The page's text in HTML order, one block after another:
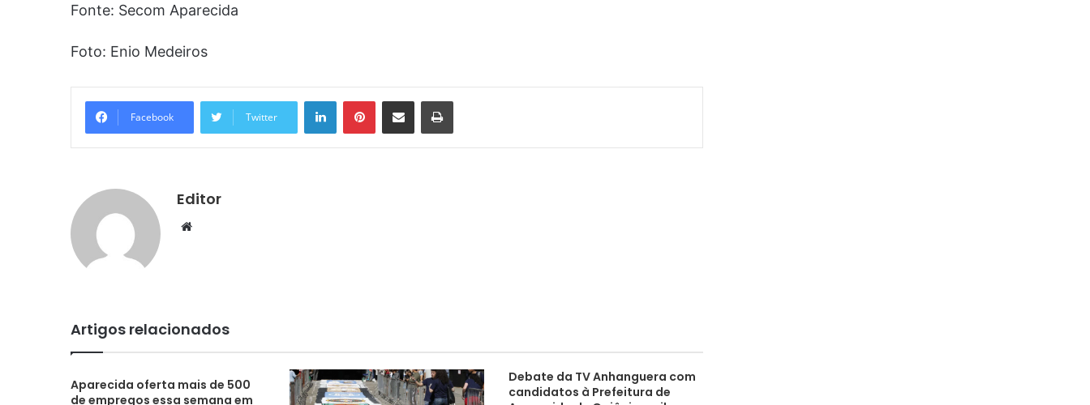
Fonte: Secom Aparecida
Foto: Enio Medeiros
Facebook Twitter
LinkedinPinterestCompartilhar via e-mail Imprimir
Editor
Website
Artigos relacionados
Aparecida oferta mais de 500
de empregos essa semana em
Debate da TV Anhanguera com
candidatos à Prefeitura de